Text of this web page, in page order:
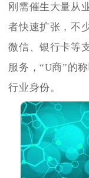
刚需催生大量从
者快速扩张，不
微信、银行卡等
服务，“U商”的
行业身份。